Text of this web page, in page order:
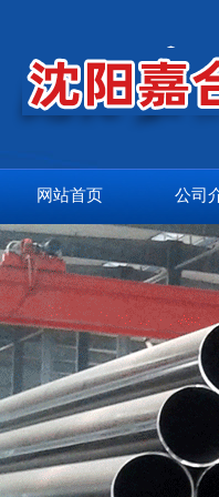
网站首页 公司